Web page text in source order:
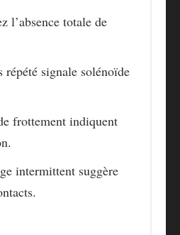
l’absence totale de
signale solénoïde
frottement indiquent
intermittent suggère